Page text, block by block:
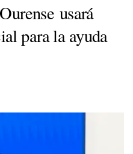
usará
para la ayuda